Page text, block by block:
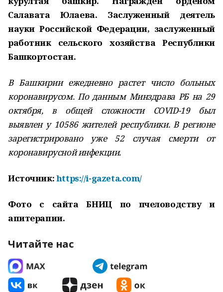
Салавата Юлаева. Заслуженный деятель
науки Российской Федерации, заслуженный
работник сельского хозяйства Республики
Башкортостан.
В Башкирии ежедневно растет число больных
коронавирусом. По данным Минздрава РБ на 29
октября, в общей сложности COVID-19 был
выявлен у 10586 жителей республики. В регионе
зарегистрировано уже 52 случая смерти от
коронавирусной инфекции.
Источник:https://i-gazeta.com/
Фото с сайта БНИЦ по пчеловодству и
апитерапии.
Читайте нас